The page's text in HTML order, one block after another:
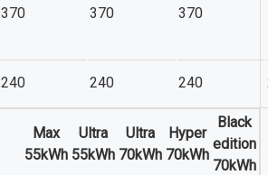
370 370 370
240 240 240
Max
55kWh
Ultra
55kWh
Ultra
70kWh
Hyper
70kWh
Black
edition
70kWh